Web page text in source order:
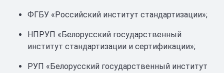
ФГБУ «Российский институт стандартизации»;
НПРУП «Белорусский государственный
институт стандартизации и сертификации»;
РУП «Белорусский государственный институт